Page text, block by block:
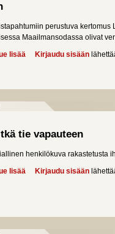
perustuva
Maailmansodassa olivat
lisää about Murtumaton
Kirjaudu sisään
tie vapauteen
henkilökuva rakastetusta
lisää about Mandela: Pitkä tie
Kirjaudu sisään